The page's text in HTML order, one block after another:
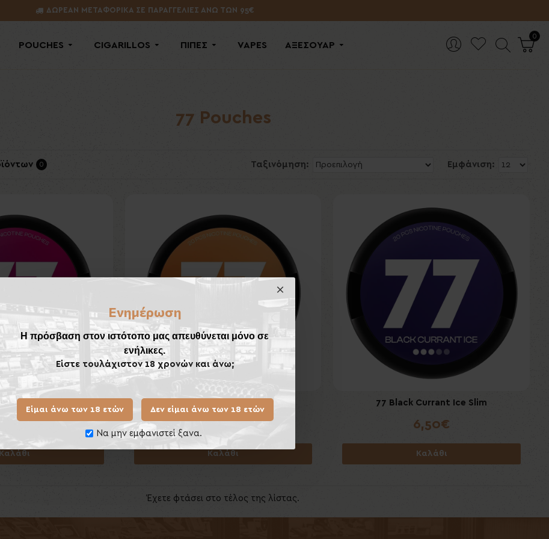
Ενημέρωση
Η πρόσβαση στον ιστότοπο μας απευθύνεται μόνο σε
ενήλικες.
Είστε τουλάχιστον 18 χρονών και άνω;
Είμαι άνω των 18 ετών Δεν είμαι άνω των 18 ετών
Να μην εμφανιστεί ξανα.
ΔΩΡΕΑΝ ΜΕΤΑΦΟΡΙΚΑ ΣΕ ΠΑΡΑΓΓΕΛΙΕΣ ΑΝΩ ΤΩΝ 95€
POUCHES CIGARILLOS ΠΙΠΕΣ VAPES ΑΞΕΣΟΥΑΡ
0
77 Pouches
0 Ταξινόμηση: Εμφάνιση:
Fruits Slim
6,50€
Καλάθι
6,50€
Καλάθι
77 Black Currant Ice Slim
6,50€
Καλάθι
Έχετε φτάσει στο τέλος της λίστας.